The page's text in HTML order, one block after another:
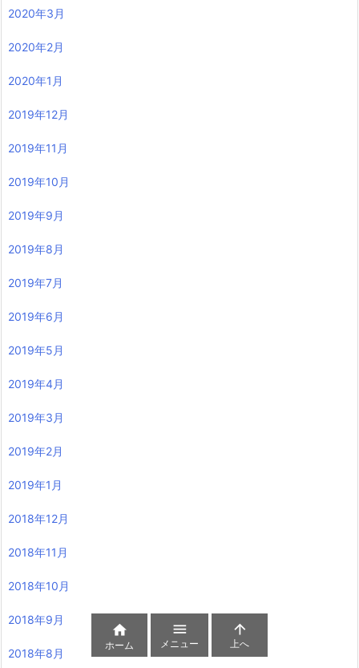
2020年3月
2020年2月
2020年1月
2019年12月
2019年11月
2019年10月
2019年9月
2019年8月
2019年7月
2019年6月
2019年5月
2019年4月
2019年3月
2019年2月
2019年1月
2018年12月
2018年11月
2018年10月
2018年9月
2018年8月

ホーム

メニュー

上へ